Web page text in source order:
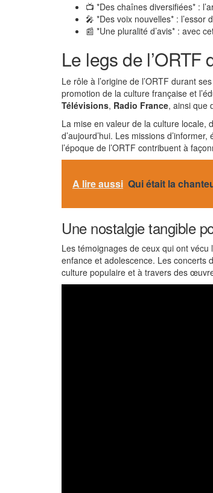
📺 *Des chaînes diversifiées* :
🎤 *Des voix nouvelles* :
📰 *Une pluralité d’avis* : avec
Le legs de
Le rôle à l’origine de l’ORTF durant
promotion de la culture française et
Télévisions, Radio France, ainsi que
La mise en valeur de la culture locale,
d’aujourd’hui. Les missions
l’époque de l’ORTF contribuent à
A lire aussi Qui était la
Une nostalgie tangible
Les témoignages de ceux qui ont
enfance et adolescence. Les concerts
culture populaire et à travers des